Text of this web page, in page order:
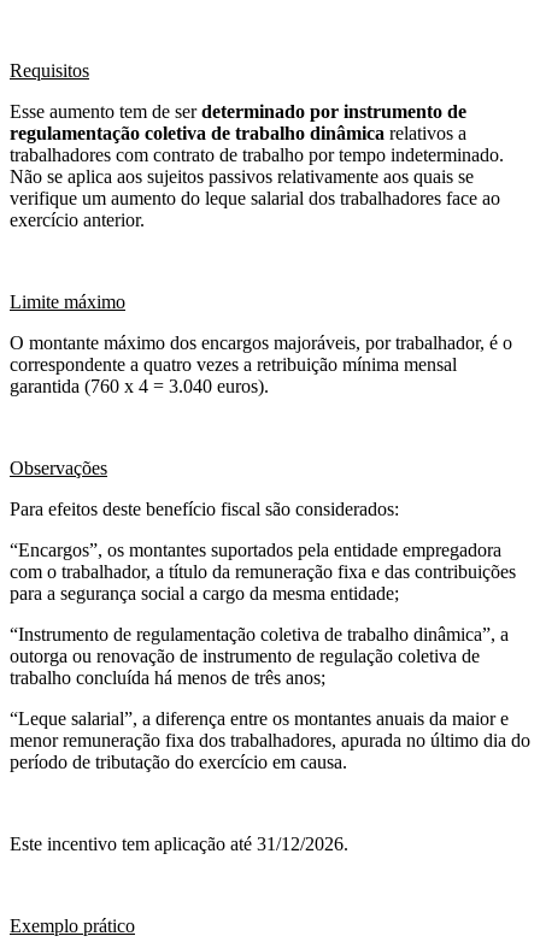
Requisitos
Esse aumento tem de serdeterminado por instrumento de
regulamentação coletiva de trabalho dinâmica relativos a
trabalhadores com contrato de trabalho por tempo indeterminado.
Não se aplica aos sujeitos passivos relativamente aos quais se
verifique um aumento do leque salarial dos trabalhadores face ao
exercício anterior.
Limite máximo
O montante máximo dos encargos majoráveis, por trabalhador, é o
correspondente a quatro vezes a retribuição mínima mensal
garantida (760 x 4 = 3.040 euros).
Observações
Para efeitos deste benefício fiscal são considerados:
“Encargos”, os montantes suportados pela entidade empregadora
com o trabalhador, a título da remuneração fixa e das contribuições
para a segurança social a cargo da mesma entidade;
“Instrumento de regulamentação coletiva de trabalho dinâmica”, a
outorga ou renovação de instrumento de regulação coletiva de
trabalho concluída há menos de três anos;
“Leque salarial”, a diferença entre os montantes anuais da maior e
menor remuneração fixa dos trabalhadores, apurada no último dia do
período de tributação do exercício em causa.
Este incentivo tem aplicação até 31/12/2026.
Exemplo prático